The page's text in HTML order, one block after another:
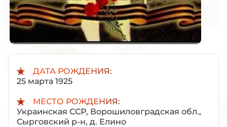
ДАТА РОЖДЕНИЯ:
25 марта 1925
МЕСТО РОЖДЕНИЯ:
Украинская ССР, Ворошиловградская обл.,
Сырговский р-н, д. Елино